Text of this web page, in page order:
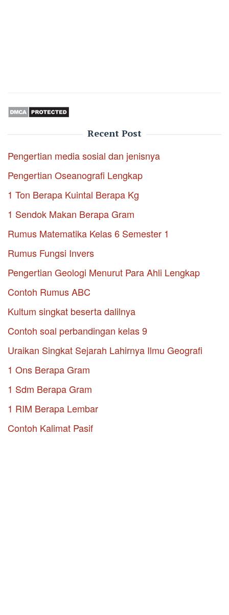
Recent Post
Pengertian media sosial dan jenisnya
Pengertian Oseanografi Lengkap
1 Ton Berapa Kuintal Berapa Kg
1 Sendok Makan Berapa Gram
Rumus Matematika Kelas 6 Semester 1
Rumus Fungsi Invers
Pengertian Geologi Menurut Para Ahli Lengkap
Contoh Rumus ABC
Kultum singkat beserta dalilnya
Contoh soal perbandingan kelas 9
Uraikan Singkat Sejarah Lahirnya Ilmu Geografi
1 Ons Berapa Gram
1 Sdm Berapa Gram
1 RIM Berapa Lembar
Contoh Kalimat Pasif